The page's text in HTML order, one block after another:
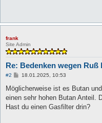
frank
Site Admin
Re: Bedenken wegen Ruß
#2
B
i
r
a
18.01.2025, 10:53
Möglicherweise ist es Butan
einen sehr hohen Butan Anteil.
Hast du einen Gasfilter drin?